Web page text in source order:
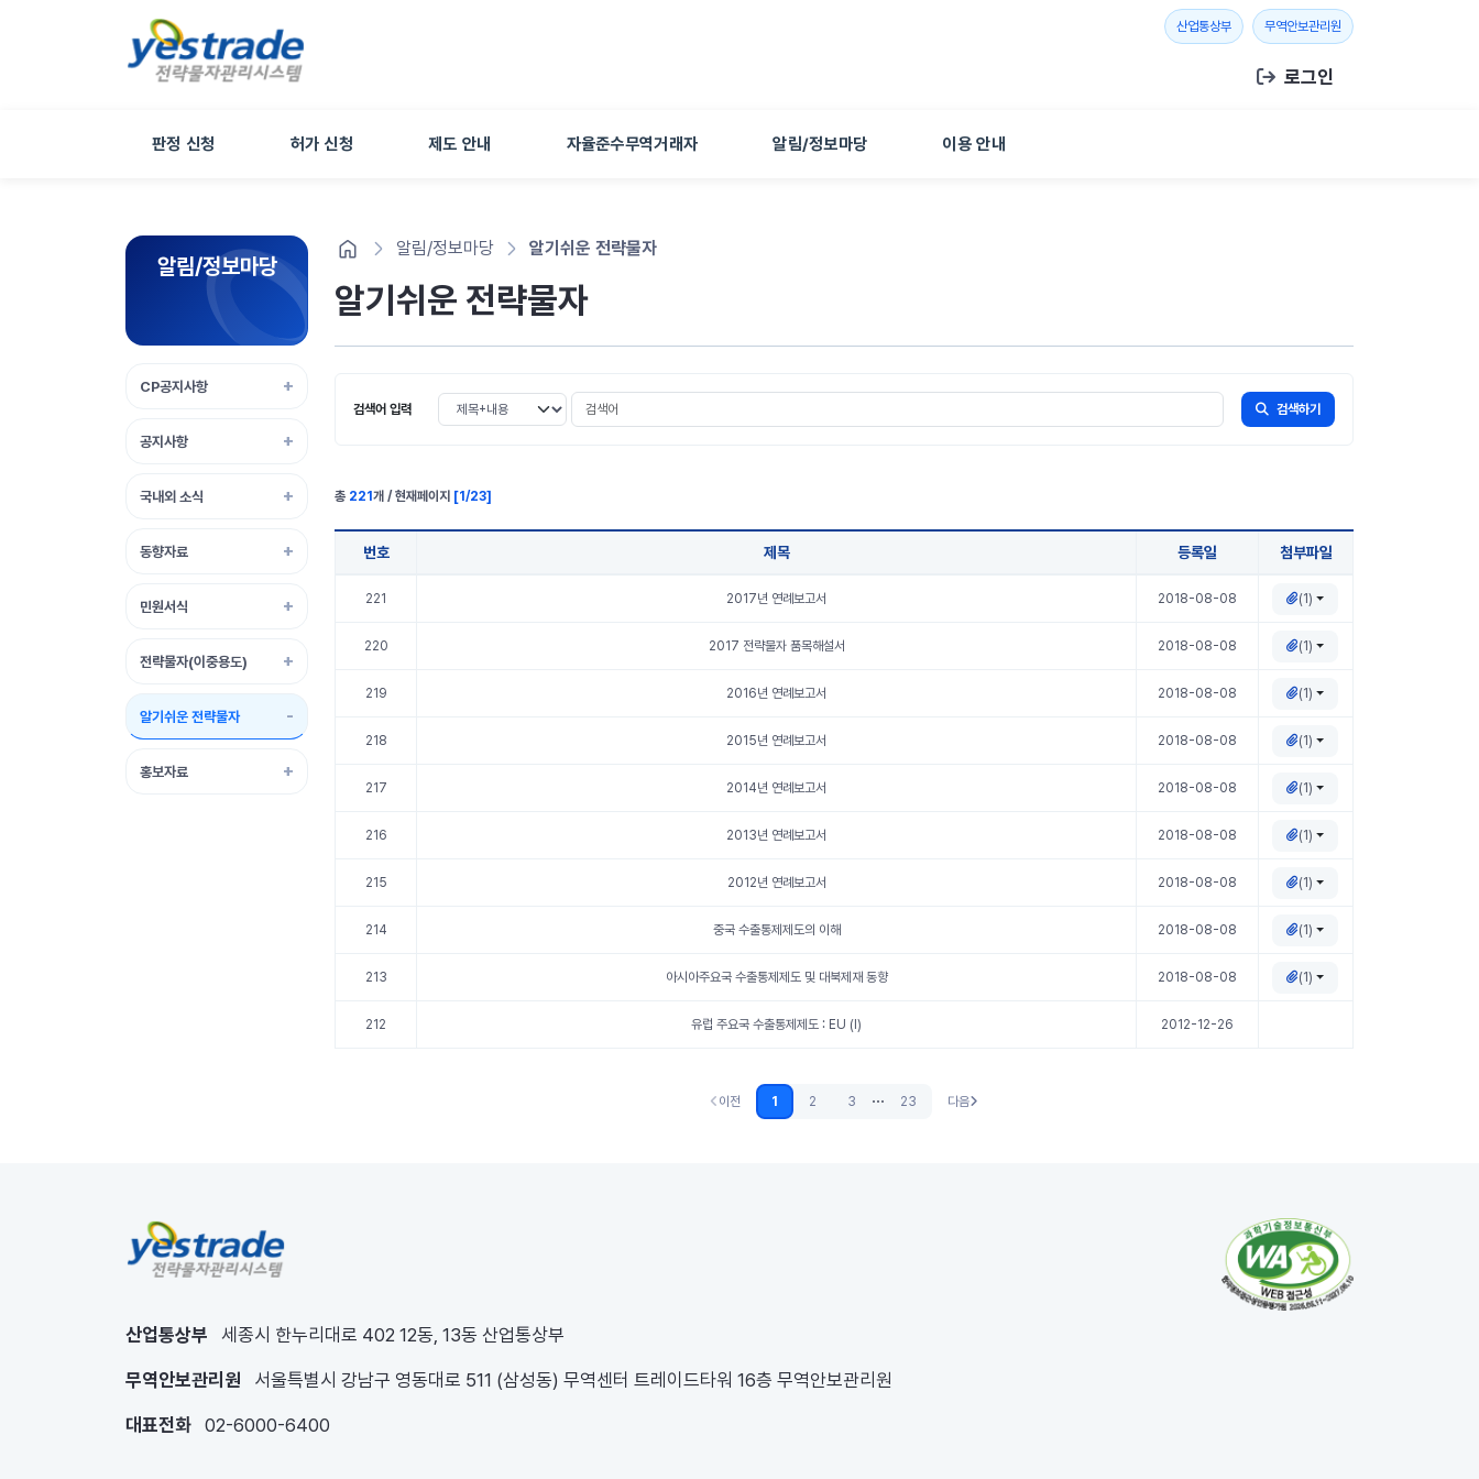
산업통상부새 창 열기무역안보관리원 새 창 열기
로그인
판정 신청 허가 신청 제도 안내 자율준수무역거래자 알림/정보마당 이용 안내
알림/정보마당
CP공지사항
공지사항
국내외 소식
동향자료
민원서식
전략물자(이중용도)
알기쉬운 전략물자
홍보자료
알림/정보마당 알기쉬운 전략물자
알기쉬운 전략물자
검색어 입력 검색 조건 선택 검색어
검색하기
총 221 개 / 현재페이지 [1 /23]
번호 제목 등록일 첨부파일
221 2017년 연례보고서 2018-08-08 (1)
220 2017 전략물자 품목해설서 2018-08-08 (1)
219 2016년 연례보고서 2018-08-08 (1)
218 2015년 연례보고서 2018-08-08 (1)
217 2014년 연례보고서 2018-08-08 (1)
216 2013년 연례보고서 2018-08-08 (1)
215 2012년 연례보고서 2018-08-08 (1)
214 중국 수출통제제도의 이해 2018-08-08 (1)
213 아시아주요국 수출통제제도 및 대북제재 동향 2018-08-08 (1)
212 유럽 주요국 수출통제제도 : EU (I) 2012-12-26
이전 (없음)
이전 1 2 3 ... 23 다음
다음
산업통상부 세종시 한누리대로 402 12동, 13동 산업통상부
무역안보관리원 서울특별시 강남구 영동대로 511 (삼성동) 무역센터 트레이드타워 16층 무역안보관리원
대표전화 02-6000-6400